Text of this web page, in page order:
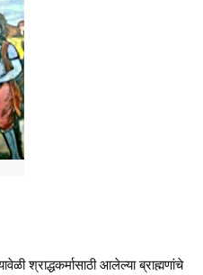
श्राद्धकर्मासाठी आलेल्या ब्राह्मणांचे